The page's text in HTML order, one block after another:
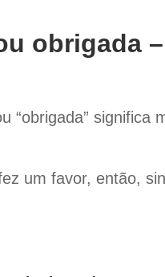
obrigada
“obrigada” significa
um favor, então,